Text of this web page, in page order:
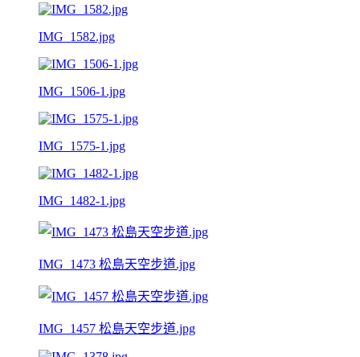
IMG_1582.jpg
IMG_1506-1.jpg
IMG_1575-1.jpg
IMG_1482-1.jpg
IMG_1473 松島天空步道.jpg
IMG_1457 松島天空步道.jpg